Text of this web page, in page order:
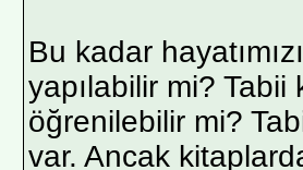
Bu kadar
yapılabilir mi? Tabii
öğrenilebilir mi?
var. Ancak